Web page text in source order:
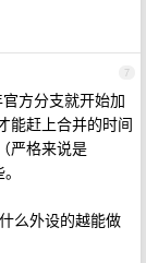
7
方分支就开始加
能赶上合并的时间
严格来说是
么外设的越能做